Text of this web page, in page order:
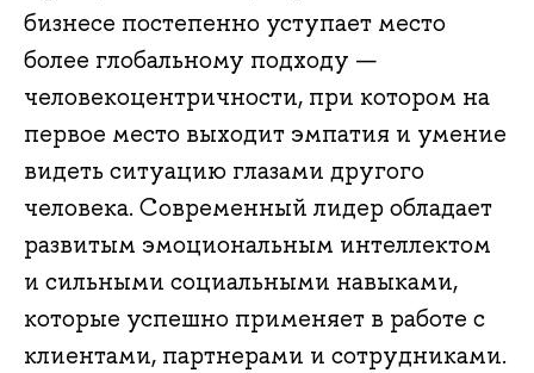
бизнесе постепенно уступает место
более глобальному подходу —
человекоцентричности, при котором на
первое место выходит эмпатия и умение
видеть ситуацию глазами другого
человека. Современный лидер обладает
развитым эмоциональным интеллектом
и сильными социальными навыками,
которые успешно применяет в работе с
клиентами, партнерами и сотрудниками.